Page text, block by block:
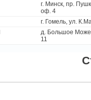
г. Минск, пр.
оф. 4
г. Гомель, ул.
д. Большое
11